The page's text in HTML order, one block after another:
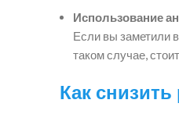
Использование
Если вы заметили
таком случае,
Как